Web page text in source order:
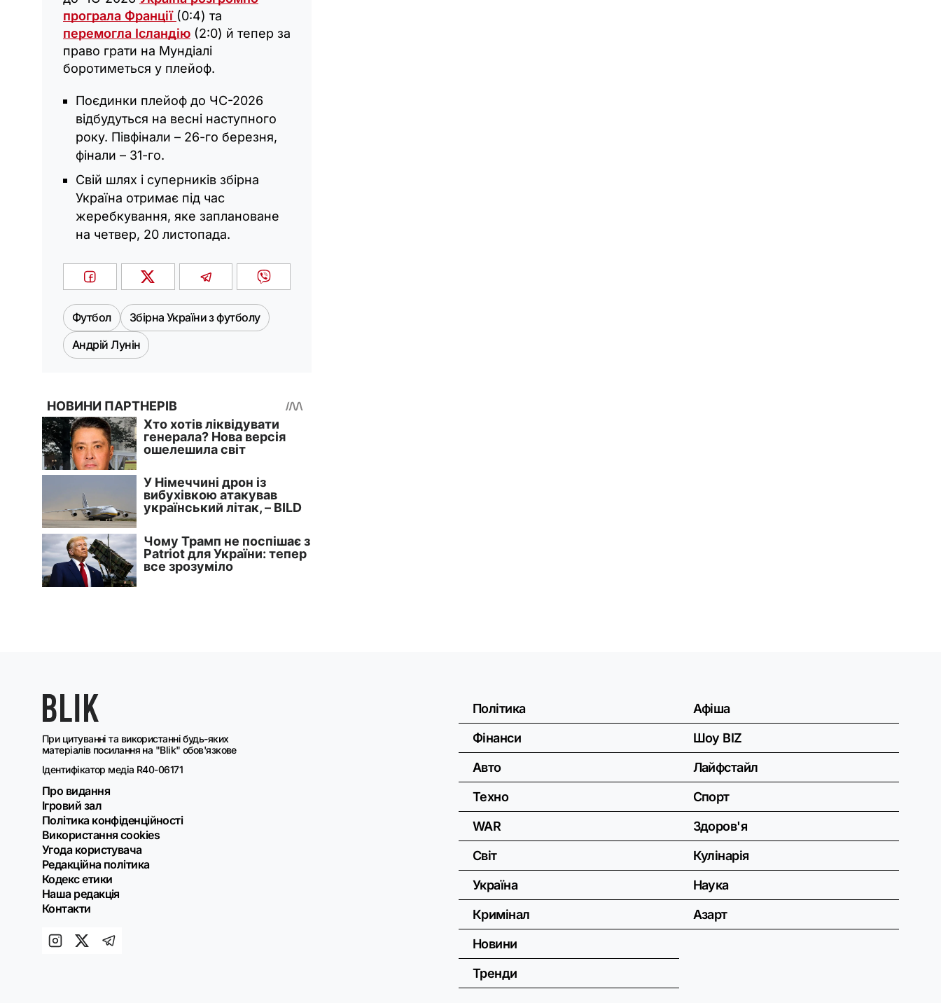
програла Франції (0:4) та
перемогла Ісландію (2:0) й тепер за
право грати на Мундіалі
боротиметься у плейоф.
Поєдинки плейоф до ЧС-2026
відбудуться на весні наступного
року. Півфінали – 26-го березня,
фінали – 31-го.
Свій шлях і суперників збірна
Україна отримає під час
жеребкування, яке заплановане
на четвер, 20 листопада.
Футбол
Збірна України з футболу
Андрій Лунін
При цитуванні та використанні будь-яких
матеріалів посилання на "Blik" обов'язкове
Ідентифікатор медіа R40-06171
Про видання
Ігровий зал
Політика конфіденційності
Використання cookies
Угода користувача
Редакційна політика
Кодекс етики
Наша редакція
Контакти
Політика
Фінанси
Авто
Техно
WAR
Світ
Україна
Кримінал
Новини
Тренди
Афіша
Шоу BIZ
Лайфстайл
Спорт
Здоров'я
Кулінарія
Наука
Азарт